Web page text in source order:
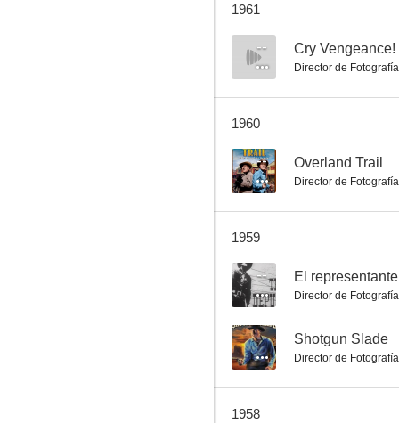
1961
-- Cry Vengeance!
Director de Fotografía
1960
-- Overland Trail
Director de Fotografía
1959
-- El
Director de Fotografía
-- Shotgun Slade
Director de Fotografía
1958